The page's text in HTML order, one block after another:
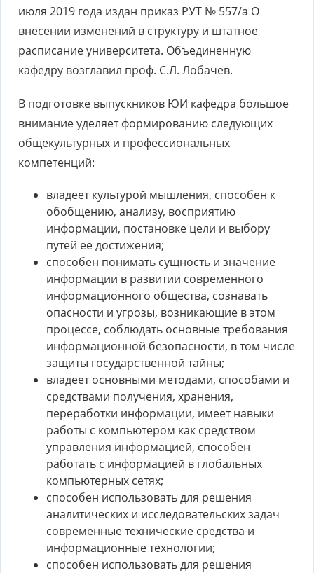
июля 2019 года издан приказ РУТ № 557/а О
внесении изменений в структуру и штатное
расписание университета. Объединенную
кафедру возглавил проф. С.Л. Лобачев.
В подготовке выпускников ЮИ кафедра большое
внимание уделяет формированию следующих
общекультурных и профессиональных
компетенций:
владеет культурой мышления, способен к
обобщению, анализу, восприятию
информации, постановке цели и выбору
путей ее достижения;
способен понимать сущность и значение
информации в развитии современного
информационного общества, сознавать
опасности и угрозы, возникающие в этом
процессе, соблюдать основные требования
информационной безопасности, в том числе
защиты государственной тайны;
владеет основными методами, способами и
средствами получения, хранения,
переработки информации, имеет навыки
работы с компьютером как средством
управления информацией, способен
работать с информацией в глобальных
компьютерных сетях;
способен использовать для решения
аналитических и исследовательских задач
современные технические средства и
информационные технологии;
способен использовать для решения